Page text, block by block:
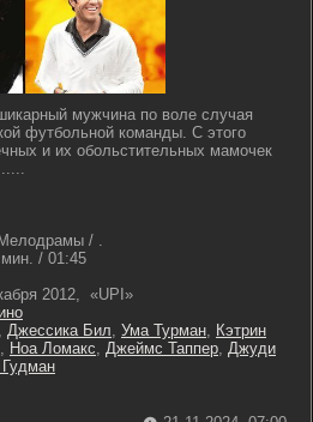
мужчина по воле случая
футбольной команды. С этого
и их обольстительных мамочек
/ .
/ 01:45
2012, «UPI»
, Джессика Бил, Ума Турман, Кэтрин
, Ноа Ломакс, Джеймс Таппер, Джуди
Гудман